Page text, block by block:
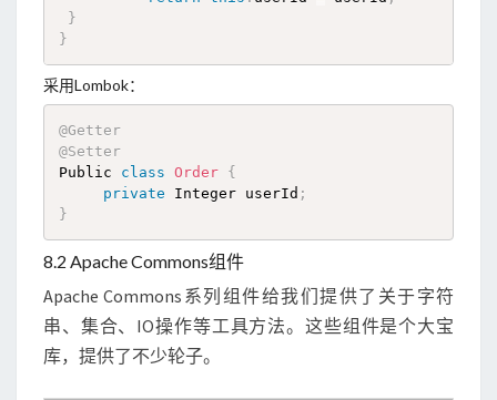
}
}
采用Lombok：
@Getter
@Setter
Public class Order {
private Integer userId ;
}
8.2 Apache Commons组件
Apache Commons系列组件给我们提供了关于字符
串、集合、IO操作等工具方法。这些组件是个大宝
库，提供了不少轮子。